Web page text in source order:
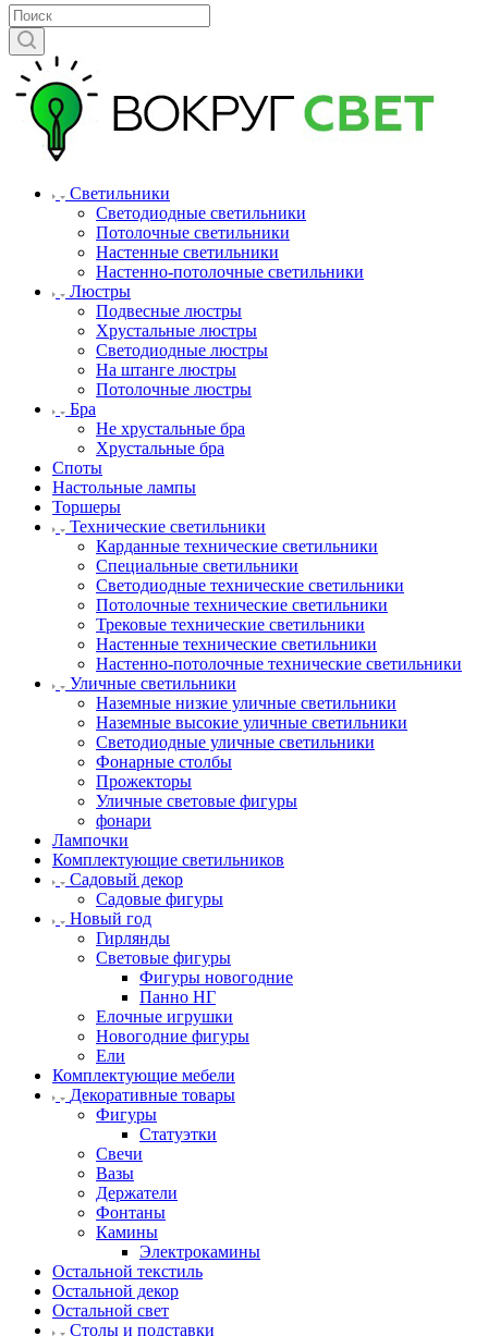
Светильники
Светодиодные светильники
Потолочные светильники
Настенные светильники
Настенно-потолочные светильники
Люстры
Подвесные люстры
Хрустальные люстры
Светодиодные люстры
На штанге люстры
Потолочные люстры
Бра
Не хрустальные бра
Хрустальные бра
Споты
Настольные лампы
Торшеры
Технические светильники
Карданные технические светильники
Специальные светильники
Светодиодные технические светильники
Потолочные технические светильники
Трековые технические светильники
Настенные технические светильники
Настенно-потолочные технические светильники
Уличные светильники
Наземные низкие уличные светильники
Наземные высокие уличные светильники
Светодиодные уличные светильники
Фонарные столбы
Прожекторы
Уличные световые фигуры
фонари
Лампочки
Комплектующие светильников
Садовый декор
Садовые фигуры
Новый год
Гирлянды
Световые фигуры
Фигуры новогодние
Панно НГ
Елочные игрушки
Новогодние фигуры
Ели
Комплектующие мебели
Декоративные товары
Фигуры
Статуэтки
Свечи
Вазы
Держатели
Фонтаны
Камины
Электрокамины
Остальной текстиль
Остальной декор
Остальной свет
Столы и подставки